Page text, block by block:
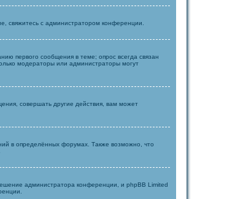
свяжитесь с администратором конференции.
первого сообщения в теме; опрос всегда связан
модераторы или администраторы могут
совершать другие действия, вам может
в определённых форумах. Также возможно, что
администратора конференции, и phpBB Limited